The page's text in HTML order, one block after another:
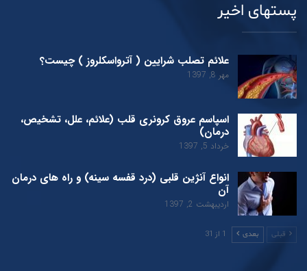
پستهای اخیر
علائم تصلب شرایین ( آترواسکلروز ) چیست؟
مهر 8, 1397
اسپاسم عروق کرونری قلب (علائم، علل، تشخیص،
درمان)
خرداد 5, 1397
انواع آنژین قلبی (درد قفسه سینه) و راه های درمان
آن
اردیبهشت 2, 1397
قبلی بعدی 1 از 31